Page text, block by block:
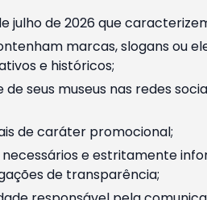
de 2026 que
marcas, slogans ou
e históricos;
seus museus nas redes
de caráter promocional;
e estritamente
de transparência;